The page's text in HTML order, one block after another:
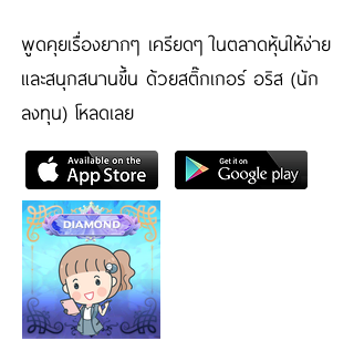
พูดคุยเรื่องยากๆ เครียดๆ ในตลาดหุ้นให้ง่าย
และสนุกสนานขึ้น ด้วยสติ๊กเกอร์ อริส (นัก
ลงทุน) โหลดเลย